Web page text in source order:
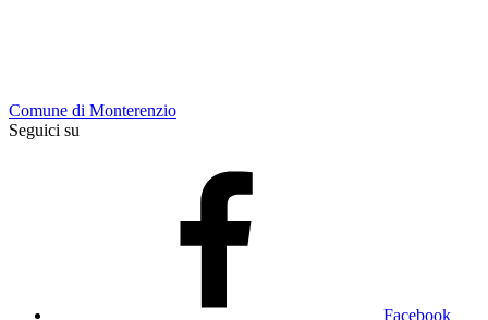
Comune di Monterenzio
Seguici su
Facebook